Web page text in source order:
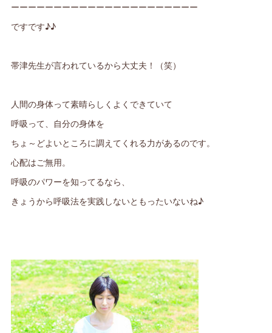
ーーーーーーーーーーーーーーーーーーーーーー
ですです♪♪
帯津先生が言われているから大丈夫！（笑）
人間の身体って素晴らしくよくできていて
呼吸って、自分の身体を
ちょ～どよいところに調えてくれる力があるのです。
心配はご無用。
呼吸のパワーを知ってるなら、
きょうから呼吸法を実践しないともったいないね♪